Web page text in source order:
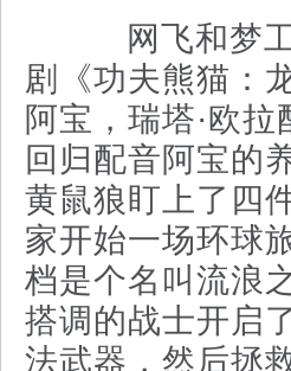
网飞和梦工
剧《功夫熊猫：
阿宝，瑞塔·欧
回归配音阿宝的
黄鼠狼盯上了四
家开始一场环球
档是个名叫流浪
搭调的战士开启
法武器，然后拯